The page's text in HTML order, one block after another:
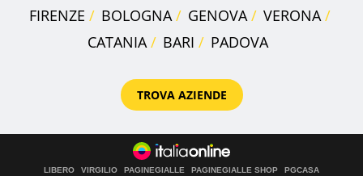
FIRENZE
BOLOGNA GENOVA
VERONA
CATANIA
BARI PADOVA
TROVA AZIENDE
LIBERO VIRGILIO PAGINEGIALLE PAGINEGIALLE SHOP
PGCASA